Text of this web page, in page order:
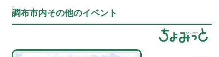
調布市内その他のイベント